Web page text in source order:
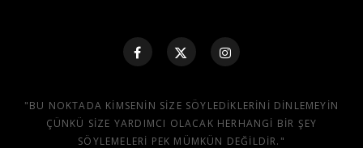
"BU NOKTADA KIMSENIN SIZE SÖYLEDIKLERINI DINLEMEYIN
ÇÜNKÜ SIZE YARDIMCI OLACAK HERHANGI BIR ŞEY
SÖYLEMELERI PEK MÜMKÜN DEĞILDIR."